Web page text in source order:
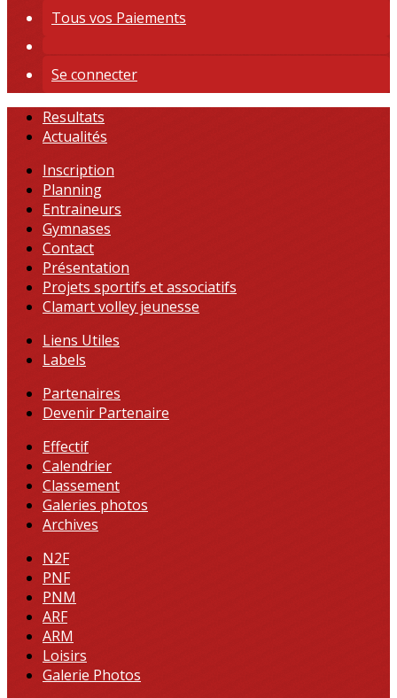
Tous vos Paiements
Se connecter
Resultats
Actualités
Inscription
Planning
Entraineurs
Gymnases
Contact
Présentation
Projets sportifs et associatifs
Clamart volley jeunesse
Liens Utiles
Labels
Partenaires
Devenir Partenaire
Effectif
Calendrier
Classement
Galeries photos
Archives
N2F
PNF
PNM
ARF
ARM
Loisirs
Galerie Photos